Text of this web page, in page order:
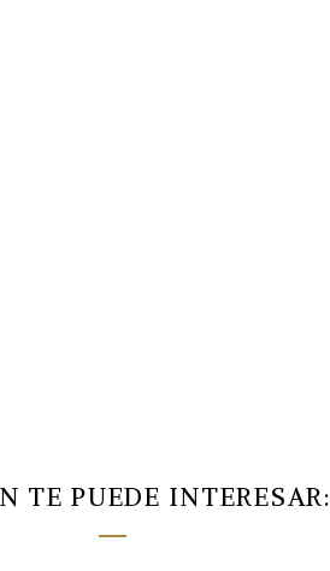
TE PUEDE INTERESAR: